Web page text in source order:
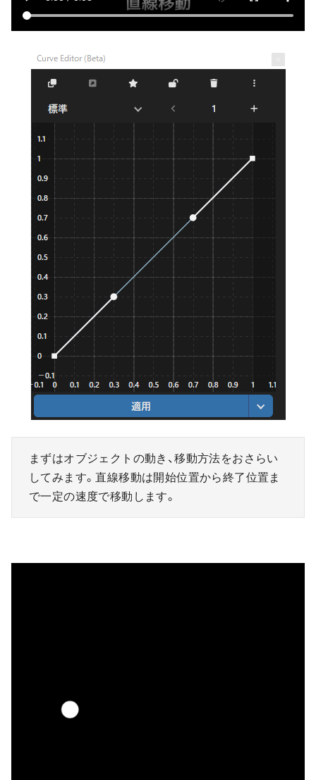
まずはオブジェクトの動き、移動方法をおさらい
してみます。直線移動は開始位置から終了位置ま
で一定の速度で移動します。